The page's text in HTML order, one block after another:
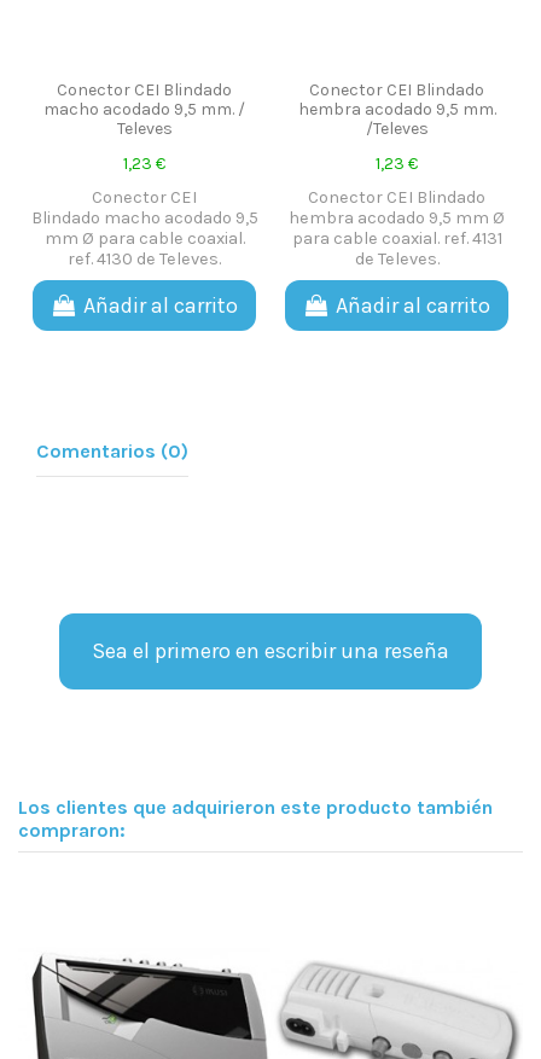
Conector CEI Blindado
macho acodado 9,5 mm. /
Televes
1,23 €
Conector CEI
Blindado macho acodado 9,5
mm Ø para cable coaxial.
ref. 4130 de Televes.
Añadir al carrito
Conector CEI Blindado
hembra acodado 9,5 mm.
/Televes
1,23 €
Conector CEI Blindado
hembra acodado 9,5 mm Ø
para cable coaxial. ref. 4131
de Televes.
Añadir al carrito
Comentarios (0)
Sea el primero en escribir una reseña
Los clientes que adquirieron este producto también
compraron: